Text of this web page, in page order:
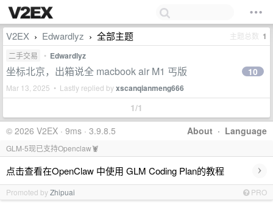
V2EX › Edwardlyz › 全部主题 主题总数 1
二手交易 • Edwardlyz
坐标北京，出箱说全 macbook air M1 丐版
Mar 13, 2025 • Lastly replied byxscanqianmeng666
10
1/1
About · Language
© 2026 V2EX · 9ms · 3.9.8.5
GLM-5现已支持Openclaw🦞
点击查看在OpenClaw 中使用 GLM Coding Plan的教程 ›
Promoted byZhipuai PRO